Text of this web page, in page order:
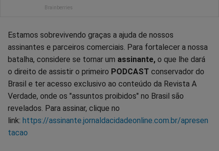
Estamos sobrevivendo graças a ajuda de nossos
assinantes e parceiros comerciais. Para fortalecer a nossa
batalha, considere se tornar um assinante, o que lhe dará
o direito de assistir o primeiro PODCAST conservador do
Brasil e ter acesso exclusivo ao conteúdo da Revista A
Verdade, onde os "assuntos proibidos" no Brasil são
revelados. Para assinar, clique no
link: https://assinante.jornaldacidadeonline.com.br/apresen
tacao